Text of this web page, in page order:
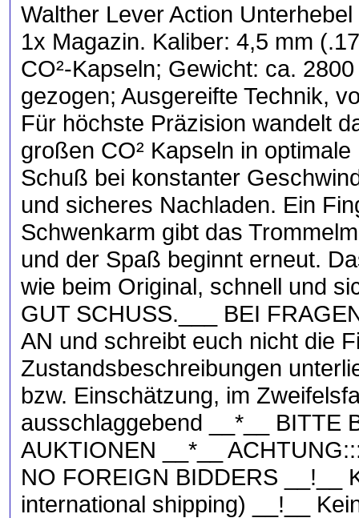
Walther Lever Action
1x Magazin. Kaliber: 4,5 mm
CO²-Kapseln; Gewicht: ca.
gezogen; Ausgereifte Technik,
Für höchste Präzision wandelt
großen CO² Kapseln in
Schuß bei konstanter
und sicheres Nachladen. Ein
Schwenkarm gibt das
und der Spaß beginnt erneut.
wie beim Original, schnell und
GUT SCHUSS.___ BEI
AN und schreibt euch nicht die
Zustandsbeschreibungen
bzw. Einschätzung, im
ausschlaggebend __*__ BITTE
AUKTIONEN __*__
NO FOREIGN BIDDERS __!__
international shipping) __!__